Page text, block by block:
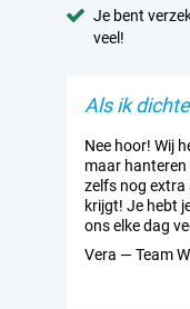
Je bent
veel!
Als ik
Nee hoor! Wij
maar hanteren
zelfs nog extra
krijgt! Je hebt
ons elke dag
Vera — Team